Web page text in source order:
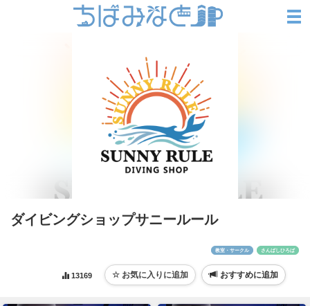
ダイビングショップサニールール
教室・サークル さんばしひろば
13169 おすすめに追加